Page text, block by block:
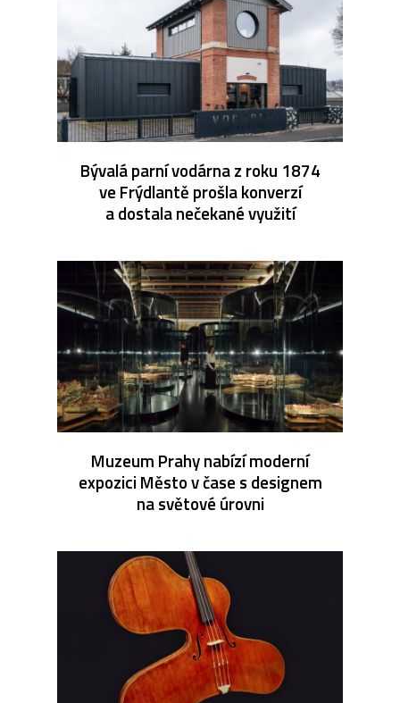
Bývalá parní vodárna z roku 1874
ve Frýdlantě prošla konverzí
a dostala nečekané využití
Muzeum Prahy nabízí moderní
expozici Město v čase s designem
na světové úrovni